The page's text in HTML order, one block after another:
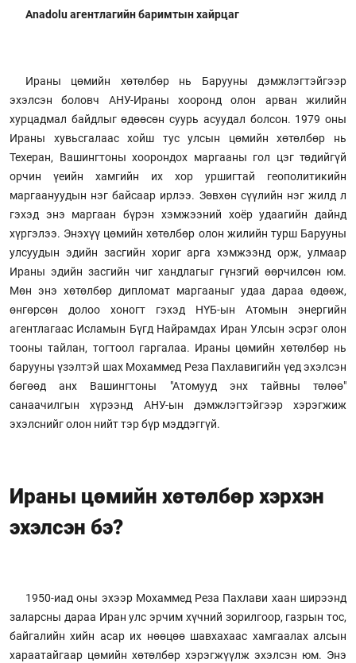
Anadolu агентлагийн баримтын хайрцаг
Ираны цөмийн хөтөлбөр нь Барууны дэмжлэгтэйгээр
эхэлсэн боловч АНУ-Ираны хооронд олон арван жилийн
хурцадмал байдлыг өдөөсөн суурь асуудал болсон. 1979 оны
Ираны хувьсгалаас хойш тус улсын цөмийн хөтөлбөр нь
Техеран, Вашингтоны хоорондох маргааны гол цэг төдийгүй
орчин үеийн хамгийн их хор уршигтай геополитикийн
маргаануудын нэг байсаар ирлээ. Зөвхөн сүүлийн нэг жилд л
гэхэд энэ маргаан бүрэн хэмжээний хоёр удаагийн дайнд
хүргэлээ. Энэхүү цөмийн хөтөлбөр олон жилийн турш Барууны
улсуудын эдийн засгийн хориг арга хэмжээнд орж, улмаар
Ираны эдийн засгийн чиг хандлагыг гүнзгий өөрчилсөн юм.
Мөн энэ хөтөлбөр дипломат маргааныг удаа дараа өдөөж,
өнгөрсөн долоо хоногт гэхэд НҮБ-ын Атомын энергийн
агентлагаас Исламын Бүгд Найрамдах Иран Улсын эсрэг олон
тооны тайлан, тогтоол гаргалаа. Ираны цөмийн хөтөлбөр нь
барууны үзэлтэй шах Мохаммед Реза Пахлавигийн үед эхэлсэн
бөгөөд анх Вашингтоны "Атомууд энх тайвны төлөө"
санаачилгын хүрээнд АНУ-ын дэмжлэгтэйгээр хэрэгжиж
эхэлснийг олон нийт тэр бүр мэддэггүй.
Ираны цөмийн хөтөлбөр хэрхэн
эхэлсэн бэ?
1950-иад оны эхээр Мохаммед Реза Пахлави хаан ширээнд
заларсны дараа Иран улс эрчим хүчний зорилгоор, газрын тос,
байгалийн хийн асар их нөөцөө шавхахаас хамгаалах алсын
хараатайгаар цөмийн хөтөлбөр хэрэгжүүлж эхэлсэн юм. Энэ